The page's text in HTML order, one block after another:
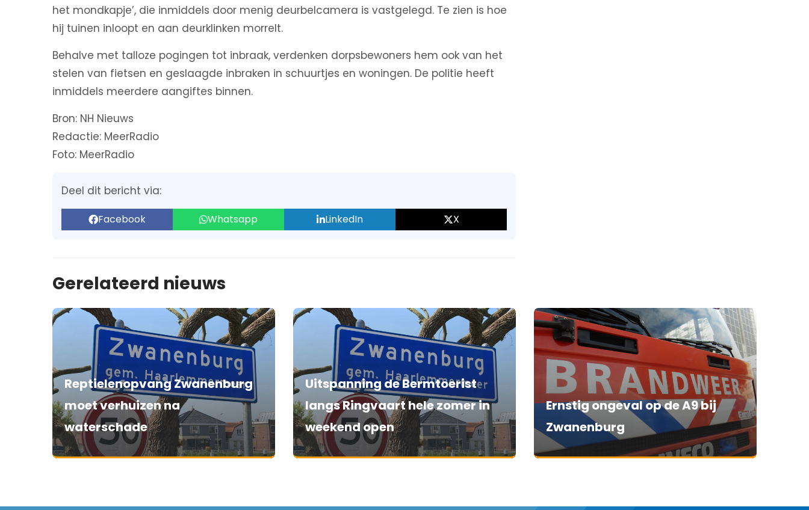
het mondkapje’, die inmiddels door menig deurbelcamera is vastgelegd. Te zien is hoe
hij tuinen inloopt en aan deurklinken morrelt.
Behalve met talloze pogingen tot inbraak, verdenken dorpsbewoners hem ook van het
stelen van fietsen en geslaagde inbraken in schuurtjes en woningen. De politie heeft
inmiddels meerdere aangiftes binnen.
Bron: NH Nieuws
Redactie: MeerRadio
Foto: MeerRadio
Deel dit bericht via:
Facebook Whatsapp LinkedIn X
Gerelateerd nieuws
Reptielenopvang Zwanenburg
moet verhuizen na
waterschade
Uitspanning de Bermtoerist
langs Ringvaart hele zomer in
weekend open
Ernstig ongeval op de A9 bij
Zwanenburg